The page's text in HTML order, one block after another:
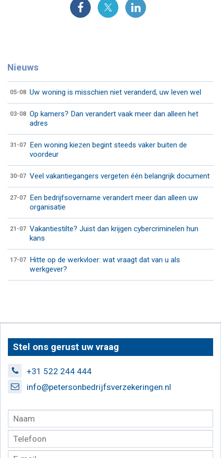
Nieuws
05-08 Uw woning is misschien niet veranderd, uw leven wel
03-08 Op kamers? Dan verandert vaak meer dan alleen het
adres
31-07 Een woning kiezen begint steeds vaker buiten de
voordeur
30-07 Veel vakantiegangers vergeten één belangrijk document
27-07 Een bedrijfsovername verandert meer dan alleen uw
organisatie
21-07 Vakantiestilte? Juist dan krijgen cybercriminelen hun
kans
17-07 Hitte op de werkvloer: wat vraagt dat van u als
werkgever?
Stel ons gerust uw vraag
+31 522 244 444
info@petersonbedrijfsverzekeringen.nl